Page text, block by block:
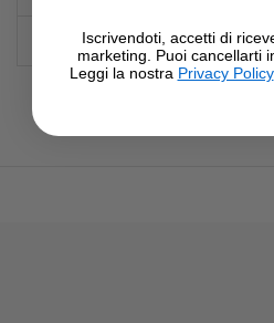
Brand
Iscrivendoti, accetti di
marketing. Puoi cancellarti
Leggi la nostra Privacy Policy